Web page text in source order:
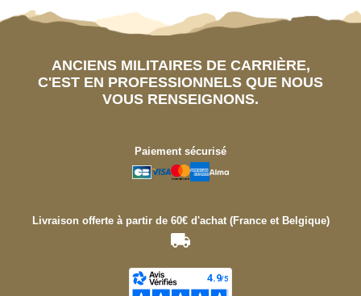
ANCIENS MILITAIRES DE CARRIÈRE,
C'EST EN PROFESSIONNELS QUE NOUS
VOUS RENSEIGNONS.
Paiement sécurisé
Livraison offerte à partir de 60€ d'achat (France et Belgique)